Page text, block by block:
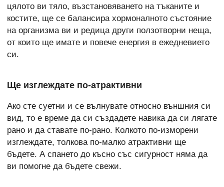
цялото ви тяло, възстановяването на тъканите и
костите, ще се балансира хормоналното състояние
на организма ви и редица други ползотворни неща,
от които ще имате и повече енергия в ежедневието
си.
Ще изглеждате по-атрактивни
Ако сте суетни и се вълнувате относно външния си
вид, то е време да си създадете навика да си лягате
рано и да ставате по-рано. Колкото по-изморени
изглеждате, толкова по-малко атрактивни ще
бъдете. А спането до късно със сигурност няма да
ви помогне да бъдете свежи.